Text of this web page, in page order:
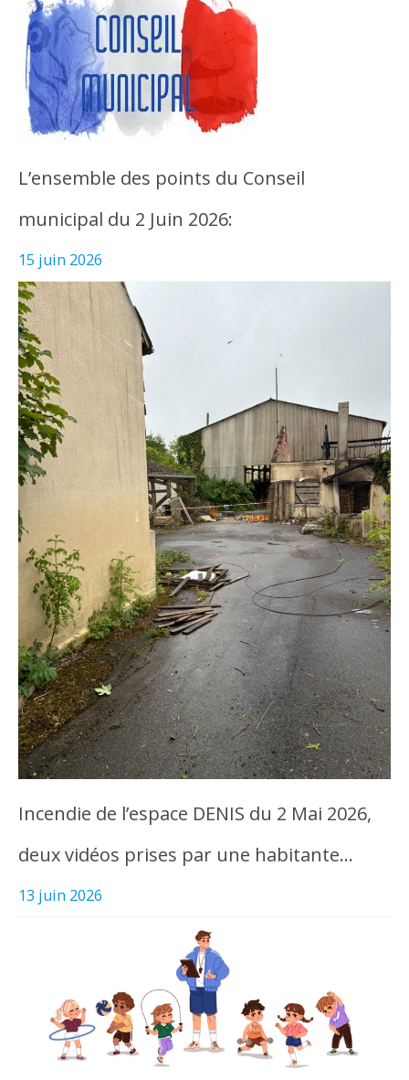
L’ensemble des points du Conseil
municipal du 2 Juin 2026:
15 juin 2026
Incendie de l’espace DENIS du 2 Mai 2026,
deux vidéos prises par une habitante…
13 juin 2026